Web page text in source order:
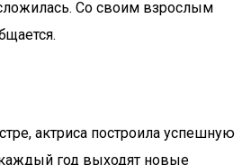
Со своим взрослым
актриса построила успешную
год выходят новые